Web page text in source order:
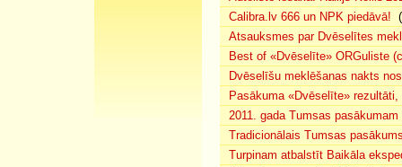
Calibra.lv 666 un NPK piedāvā!
Atsauksmes par Dvēselītes
Best of «Dvēselīte» ORGuliste
Dvēselīšu meklēšanas nakts
Pasākuma «Dvēselīte»
2011. gada Tumsas
Tradicionālais Tumsas
Turpinam atbalstīt Baikāla